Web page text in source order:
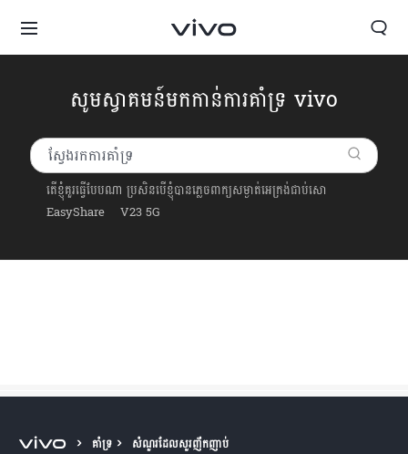
សូមស្វាគមន៍មកកាន់ការគាំទ្រ vivo
តើខ្ញុំគួរធ្វើបែបណា ប្រសិនបើខ្ញុំបានភ្លេចពាក្យសម្ងាត់អេក្រង់ជាប់សោ
EasyShare
V23 5G
គាំទ្រ សំណួរដែលសួរញឹកញាប់